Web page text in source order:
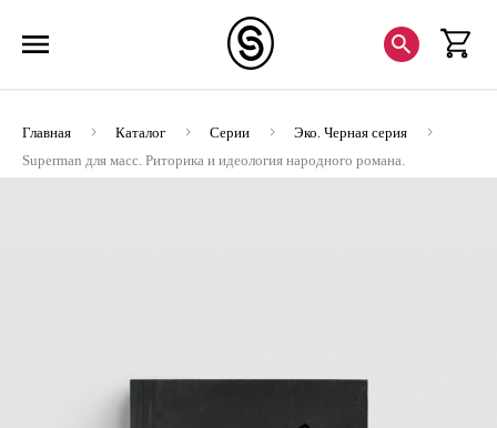
Главная Каталог Серии
Эко. Черная серия
Superman для масс. Риторика и идеология народного романа.
Умберто Эко (Хороший экземпляр)